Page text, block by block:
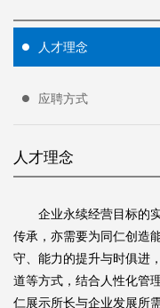
人才理念
应聘方式
人才理念
企业永续经营目标的实
传承，亦需要为同仁创造
守、能力的提升与时俱进
道等方式，结合人性化管
仁展示所长与企业发展所